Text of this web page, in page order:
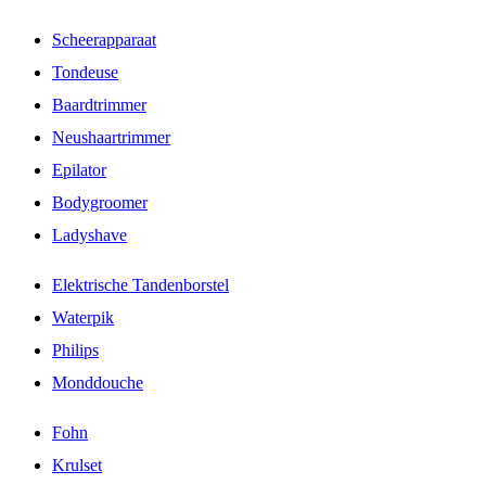
Scheerapparaat
Tondeuse
Baardtrimmer
Neushaartrimmer
Epilator
Bodygroomer
Ladyshave
Elektrische Tandenborstel
Waterpik
Philips
Monddouche
Fohn
Krulset